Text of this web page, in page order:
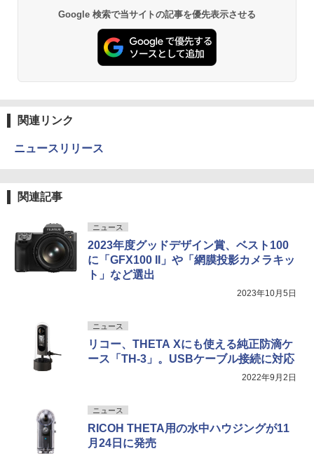
Google 検索で当サイトの記事を優先表示させる
関連リンク
ニュースリリース
関連記事
ニュース
2023年度グッドデザイン賞、ベスト100
に「GFX100 II」や「網膜投影カメラキッ
ト」など選出
2023年10月5日
ニュース
リコー、THETA Xにも使える純正防滴ケ
ース「TH-3」。USBケーブル接続に対応
2022年9月2日
ニュース
RICOH THETA用の水中ハウジングが11
月24日に発売